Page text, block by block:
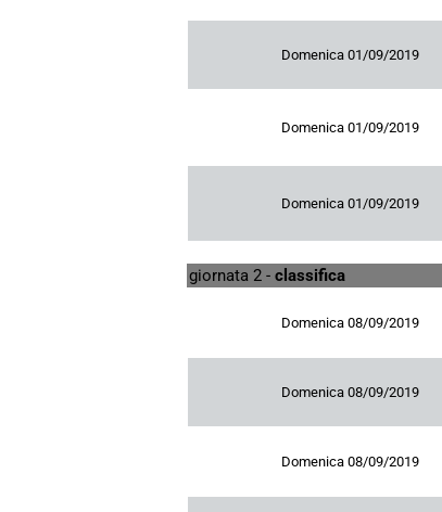
Domenica 01/09/2019
Domenica 01/09/2019
Domenica 01/09/2019
giornata 2 - classifica
Domenica 08/09/2019
Domenica 08/09/2019
Domenica 08/09/2019